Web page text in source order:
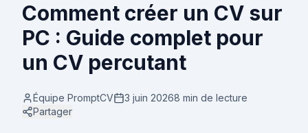
Comment créer un CV sur
PC : Guide complet pour
un CV percutant
Équipe PromptCV 3 juin 20268 min de lecture
Partager